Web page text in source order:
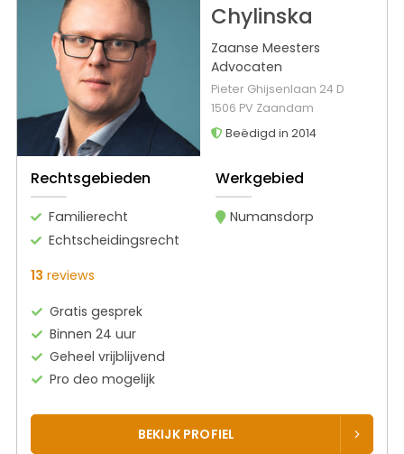
Chylinska
Zaanse Meesters
Advocaten
Pieter Ghijsenlaan 24 D
1506 PV Zaandam
Beëdigd in 2014
Rechtsgebieden
Familierecht
Echtscheidingsrecht
Werkgebied
Numansdorp
13 reviews
Gratis gesprek
Binnen 24 uur
Geheel vrijblijvend
Pro deo mogelijk
BEKIJK PROFIEL